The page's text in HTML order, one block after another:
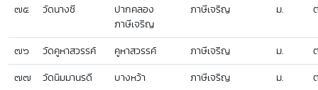
๗๕ วัดนางชี
ปากคลอง
ภาษีเจริญ
ภาษีเจริญ ม.
๗๖ วัดคูหาสวรรค์ คูหาสวรรค์ ภาษีเจริญ ม.
๗๗
วัดนิมมานรดี บางหว้า ภาษีเจริญ ม.